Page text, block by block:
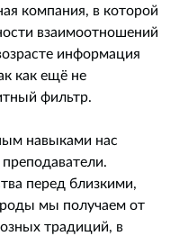
компания, в которой
взаимоотношений
информация
как ещё не
фильтр.
навыками нас
перед близкими,
мы получаем от
традиций, в